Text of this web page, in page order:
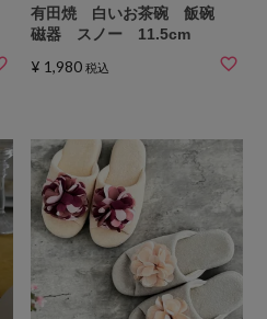
有田焼 白いお茶碗 飯碗
磁器 スノー 11.5cm
¥ 1,980 税込